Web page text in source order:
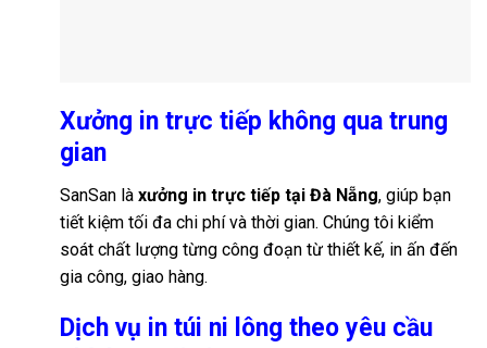
Xưởng in trực tiếp không qua trung
gian
SanSan là xưởng in trực tiếp tại Đà Nẵng, giúp bạn
tiết kiệm tối đa chi phí và thời gian. Chúng tôi kiểm
soát chất lượng từng công đoạn từ thiết kế, in ấn đến
gia công, giao hàng.
Dịch vụ in túi ni lông theo yêu cầu